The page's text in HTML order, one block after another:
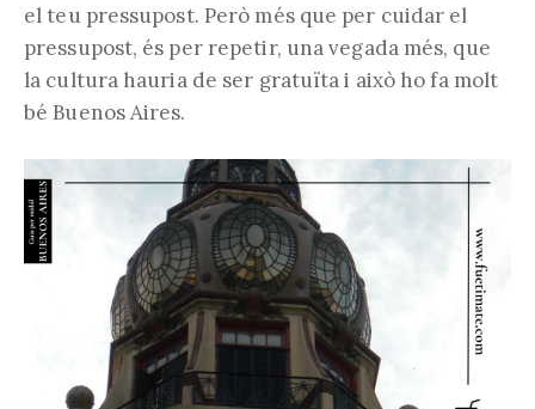
el teu pressupost. Però més que per cuidar el
pressupost, és per repetir, una vegada més, que
la cultura hauria de ser gratuïta i això ho fa molt
bé Buenos Aires.